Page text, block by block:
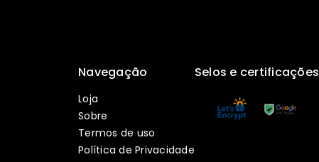
Navegação
Loja
Sobre
Termos de uso
Política de Privacidade
Selos e certificações